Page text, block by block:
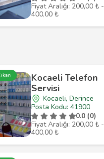
Fiyat Aralığı: 200,00 ₺ -
400,00 ₺
Kocaeli Telefon
Servisi
Kocaeli, Derince
Posta Kodu: 41900
0.0 (0)
Fiyat Aralığı: 200,00 ₺ -
400,00 ₺